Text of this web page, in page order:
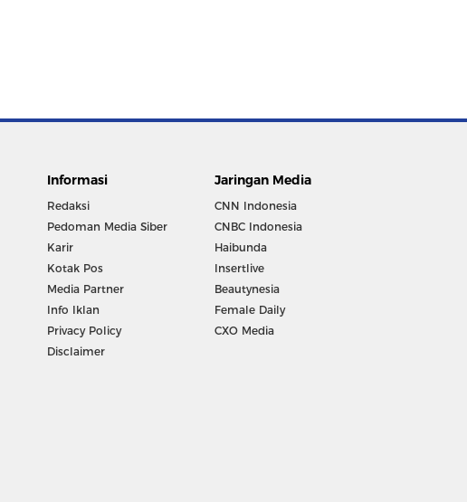
Informasi
Redaksi
Pedoman Media Siber
Karir
Kotak Pos
Media Partner
Info Iklan
Privacy Policy
Disclaimer
Jaringan Media
CNN Indonesia
CNBC Indonesia
Haibunda
Insertlive
Beautynesia
Female Daily
CXO Media